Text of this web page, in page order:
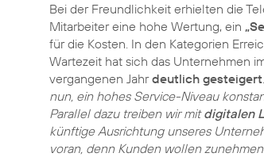
Bei der Freundlichkeit erhielten die
Mitarbeiter eine hohe Wertung, ein
für die Kosten. In den Kategorien
Wartezeit hat sich das Unternehmen
vergangenen Jahrdeutlich gesteigert.
nun, ein hohes Service-Niveau
Parallel dazu treiben wir mitdigitalen
künftige Ausrichtung unseres
voran, denn Kunden wollen